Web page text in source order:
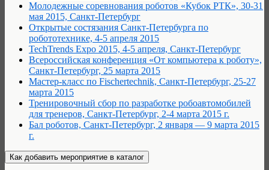
Молодежные соревнования роботов «Кубок РТК», 30-31
мая 2015, Санкт-Петербург
Открытые состязания Санкт-Петербурга по
робототехнике, 4-5 апреля 2015
TechTrends Expo 2015, 4-5 апреля, Санкт-Петербург
Всероссийская конференция «От компьютера к роботу»,
Санкт-Петербург, 25 марта 2015
Мастер-класс по Fischertechnik, Санкт-Петербург, 25-27
марта 2015
Тренировочный сбор по разработке робоавтомобилей
для тренеров, Санкт-Петербург, 2-4 марта 2015 г.
Бал роботов, Санкт-Петербург, 2 января — 9 марта 2015
г.